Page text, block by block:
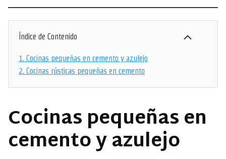
Índice de Contenido
1. Cocinas pequeñas en cemento y azulejo
2. Cocinas rústicas pequeñas en cemento
Cocinas pequeñas en
cemento y azulejo